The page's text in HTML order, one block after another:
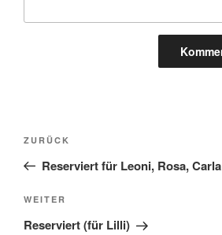
Beitragsnavigation
Vorheriger
Beitrag
ZURÜCK
Reserviert für Leoni, Rosa, Carla
Nächster
Beitrag
WEITER
Reserviert (für Lilli)